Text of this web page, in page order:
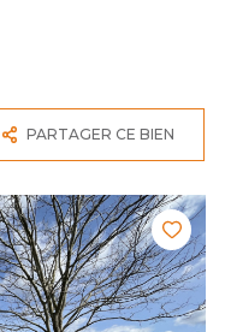
PARTAGER CE BIEN